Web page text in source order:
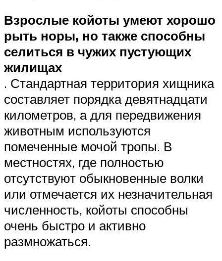
Взрослые койоты умеют хорошо
рыть норы, но также способны
селиться в чужих пустующих
жилищах
. Стандартная территория хищника
составляет порядка девятнадцати
километров, а для передвижения
животным используются
помеченные мочой тропы. В
местностях, где полностью
отсутствуют обыкновенные волки
или отмечается их незначительная
численность, койоты способны
очень быстро и активно
размножаться.